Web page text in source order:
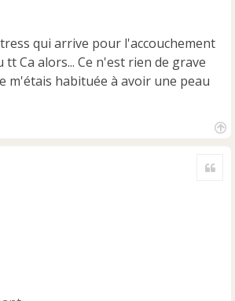
qui arrive pour l'accouchement
Ca alors... Ce n'est rien de grave
m'étais habituée à avoir une peau